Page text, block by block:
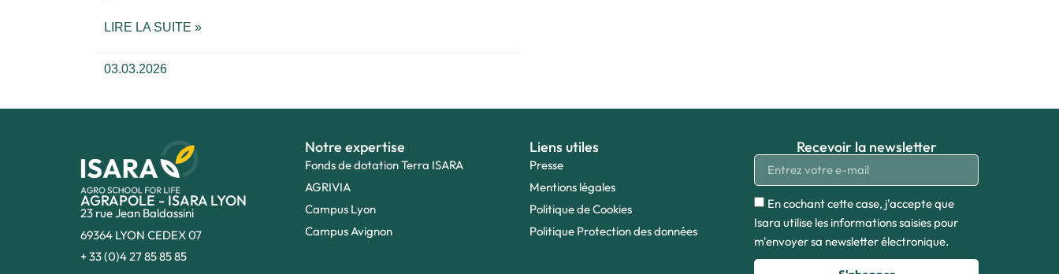
LIRE LA SUITE »
03.03.2026
AGRAPOLE - ISARA LYON
23 rue Jean Baldassini
69364 LYON CEDEX 07
+ 33 (0)4 27 85 85 85
Notre expertise
Fonds de dotation Terra ISARA
AGRIVIA
Campus Lyon
Campus Avignon
Liens utiles
Presse
Mentions légales
Politique de Cookies
Politique Protection des données
Recevoir la newsletter
En cochant cette case, j'accepte que
Isara utilise les informations saisies pour
m'envoyer sa newsletter électronique.